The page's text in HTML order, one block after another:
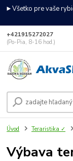
►Všetko pre vaše
+421915272027
(Po-Pia, 8-16 hod.)
Úvod Teraristika ✓
Výbava